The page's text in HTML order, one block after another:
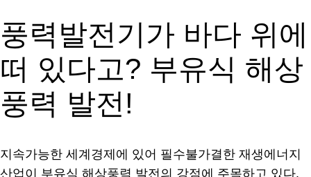
풍력발전기가 바다 위에
떠 있다고? 부유식 해상
풍력 발전!
지속가능한 세계경제에 있어 필수불가결한 재생에너지
산업이 부유식 해상풍력 발전의 강점에 주목하고 있다.